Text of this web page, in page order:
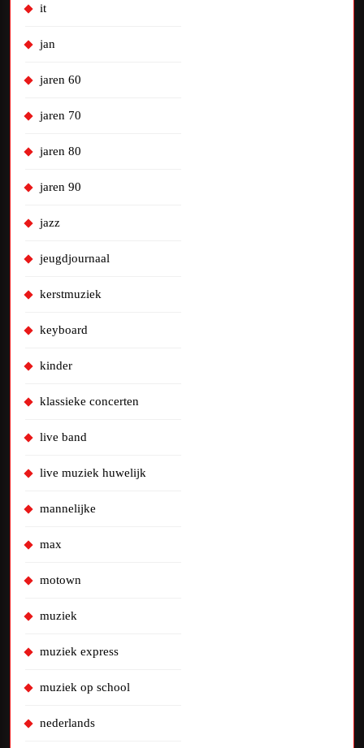
it
jan
jaren 60
jaren 70
jaren 80
jaren 90
jazz
jeugdjournaal
kerstmuziek
keyboard
kinder
klassieke concerten
live band
live muziek huwelijk
mannelijke
max
motown
muziek
muziek express
muziek op school
nederlands